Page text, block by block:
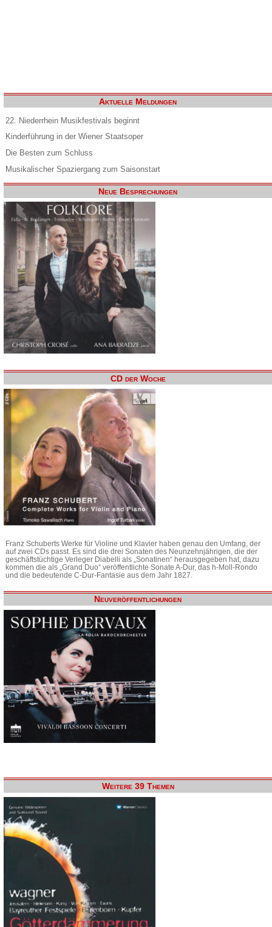
Aktuelle Meldungen
22. Niederrhein Musikfestivals beginnt
Kinderführung in der Wiener Staatsoper
Die Besten zum Schluss
Musikalischer Spaziergang zum Saisonstart
Neue Besprechungen
CD der Woche
Franz Schuberts Werke für Violine und Klavier haben genau den Umfang, der
auf zwei CDs passt. Es sind die drei Sonaten des Neunzehnjährigen, die der
geschäftstüchtige Verleger Diabelli als „Sonatinen“ herausgegeben hat, dazu
kommen die als „Grand Duo“ veröffentlichte Sonate A-Dur, das h-Moll-Rondo
und die bedeutende C-Dur-Fantasie aus dem Jahr 1827.
Neuveröffentlichungen
Weitere 39 Themen